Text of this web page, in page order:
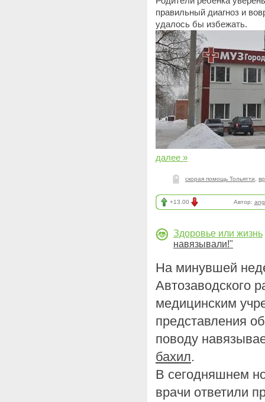
правильный диагноз и
удалось бы избежать.
далее »
скорая помощь Тольятти
+13.00 Автор:
Здоровье или жизнь
навязывали!"
На минувшей
Автозаводского
медицинским
представления
поводу
бахил.
В сегодняшнем
врачи ответили